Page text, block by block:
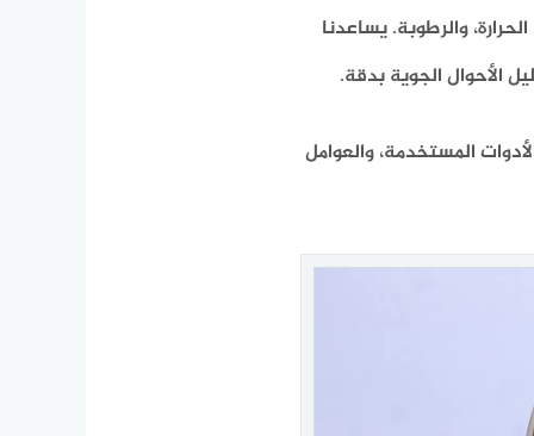
والرطوبة. يساعدنا
الأحوال الجوية بدقة.
المستخدمة، والعوامل